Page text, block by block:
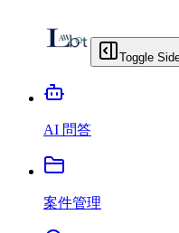
Toggle
AI 問答
案件管理